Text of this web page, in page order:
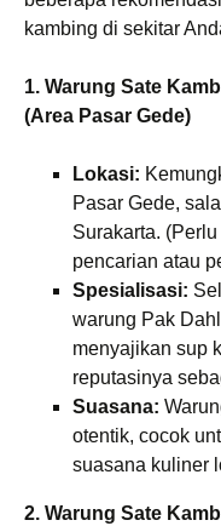
kambing di sekitar
1. Warung Sate
(Area Pasar Gede)
Lokasi:
Pasar Gede,
Surakarta.
pencarian atau
Spesialisasi:
warung Pak
menyajikan sup
reputasinya
Suasana:
otentik, cocok
suasana kuliner
2. Warung Sate